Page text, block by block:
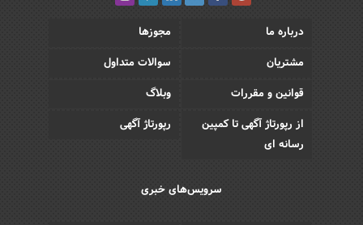
درباره ما
مجوزها
مشتریان
سوالات متداول
قوانین و مقررات
وبلاگ
از رپورتاژ آگهی تا کمپین
رسانه ای
رپورتاژ آگهی
سرویس‌های خبری